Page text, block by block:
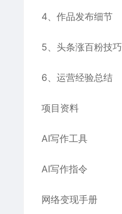
4、作品发布细节
5、头条涨百粉技巧
6、运营经验总结
项目资料
AI写作工具
AI写作指令
网络变现手册